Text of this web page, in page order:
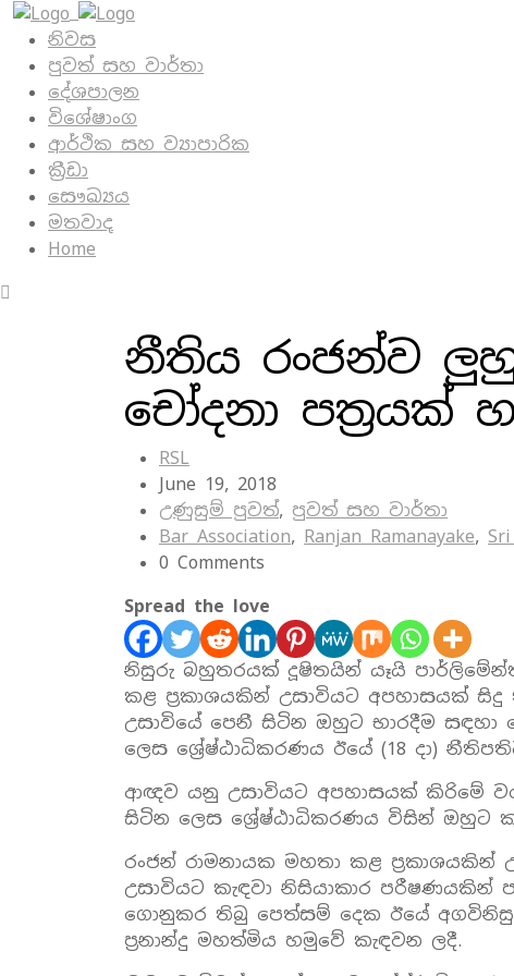
නිවස
පුවත් සහ වාර්තා
දේශපාලන
විශේෂාංග
ආර්ථික සහ ව්‍යාපාරික
ක්‍රීඩා
සෞඛ්‍යය
මතවාද
Home
නීතිය රංජන්ව
චෝදනා පත්‍රයක්‌
RSL
June 19, 2018
උණුසුම් පුවත්, පුවත් සහ වාර්තා
Bar Association, Ranjan Ramanayake,
0 Comments
Spread the love
නිසුරු බහුතරයක්‌ දූෂිතයින් යෑයි පාර්ලිමේන්තු
කළ ප්‍රකාශයකින් උසාවියට අපහාසයක්‌
උසාවියේ පෙනී සිටින ඔහුට භාරදීම
ලෙස ශ්‍රේෂ්ඨාධිකරණය ඊයේ (18 දා)
ආඥව යනු උසාවියට අපහාසයක්‌ කිරිමේ
සිටින ලෙස ශ්‍රේෂ්ඨාධිකරණය විසින් ඔහුට
රංජන් රාමනායක මහතා කළ
උසාවියට කැඳවා නිසියාකාර
ගොනුකර තිබු පෙත්සම් දෙක ඊයේ
ප්‍රනාන්දු මහත්මිය හමුවේ කැඳවන ලදී.